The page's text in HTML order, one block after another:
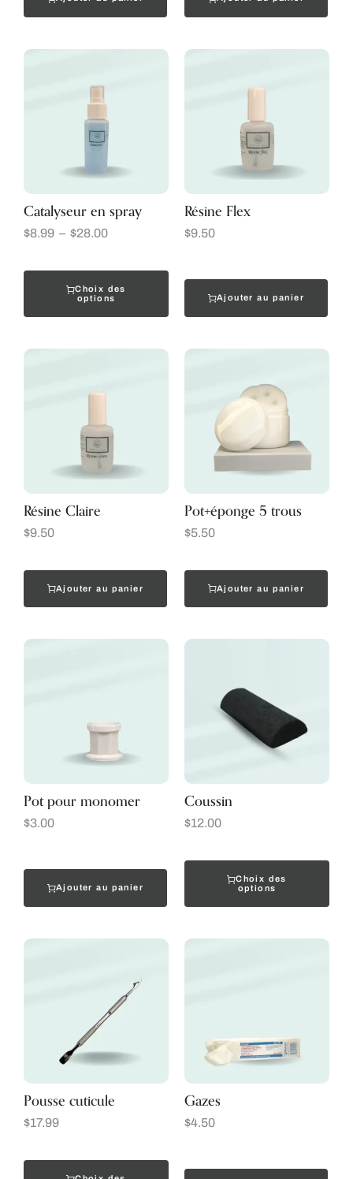
Catalyseur en spray
$8.99 – $28.00
Choix des
options
Résine Flex
$9.50
Ajouter au panier
Résine Claire
$9.50
Ajouter au panier
Pot+éponge 5 trous
$5.50
Ajouter au panier
Pot pour monomer
$3.00
Ajouter au panier
Coussin
$12.00
Choix des
options
Pousse cuticule
$17.99
Gazes
$4.50